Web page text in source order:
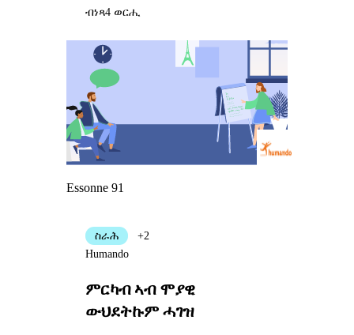
ብነጻ4 ወርሒ
Essonne 91
ምርካብ ኣብ ሞያዊ
ውህደትኩም ሓገዝ
ስራሕ
+2
Humando